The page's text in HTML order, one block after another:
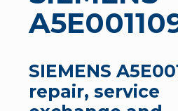
SIEMENS
repair, service